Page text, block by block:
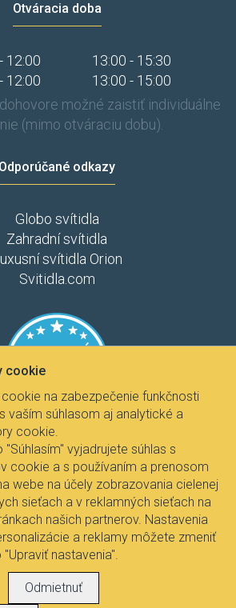
Otváracia doba
12:00
13:00 - 15:30
12:00
13:00 - 15:00
možné zaistiť individuálne
(mimo otváraciu dobu).
Odporúčané odkazy
Globo svítidla
Zahradní svítidla
svítidla Orion
Svitidla.com
© 2017
cookie
na zabezpečenie funkčnosti
vaším súhlasom aj analytické a
cookie.
"Súhlasím" vyjadrujete súhlas s
cookie a s používaním a prenosom
webe na účely zobrazovania cielenej
sieťach a v reklamných sieťach na
našich partnerov. Nastavenia
a reklamy môžete zmeniť
nastavenia".
Odmietnuť